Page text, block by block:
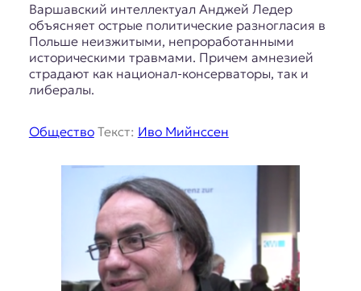
Варшавский интеллектуал Анджей Ледер
объясняет острые политические разногласия в
Польше неизжитыми, непроработанными
историческими травмами. Причем амнезией
страдают как национал-консерваторы, так и
либералы.
ОбществоТекст: Иво Мийнссен